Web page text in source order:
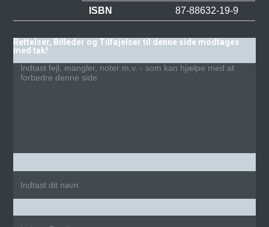
ISBN
87-88632-19-9
Rettelser, Billeder og Tilføjelser til denne side modtages
med tak!